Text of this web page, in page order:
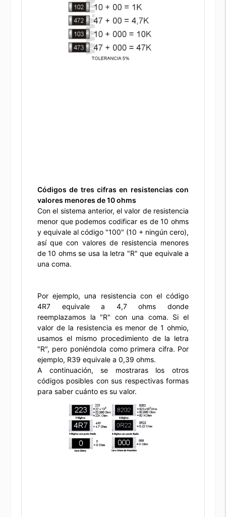
Códigos de tres cifras en resistencias con
valores menores de 10 ohms
Con el sistema anterior, el valor de resistencia
menor que podemos codificar es de 10 ohms
y equivale al código "100" (10 + ningún cero),
así que con valores de resistencia menores
de 10 ohms se usa la letra "R" que equivale a
una coma.
Por ejemplo, una resistencia con el código
4R7 equivale a 4,7 ohms donde
reemplazamos la "R" con una coma. Si el
valor de la resistencia es menor de 1 ohmio,
usamos el mismo procedimiento de la letra
"R", pero poniéndola como primera cifra. Por
ejemplo, R39 equivale a 0,39 ohms.
A continuación, se mostraras los otros
códigos posibles con sus respectivas formas
para saber cuánto es su valor.